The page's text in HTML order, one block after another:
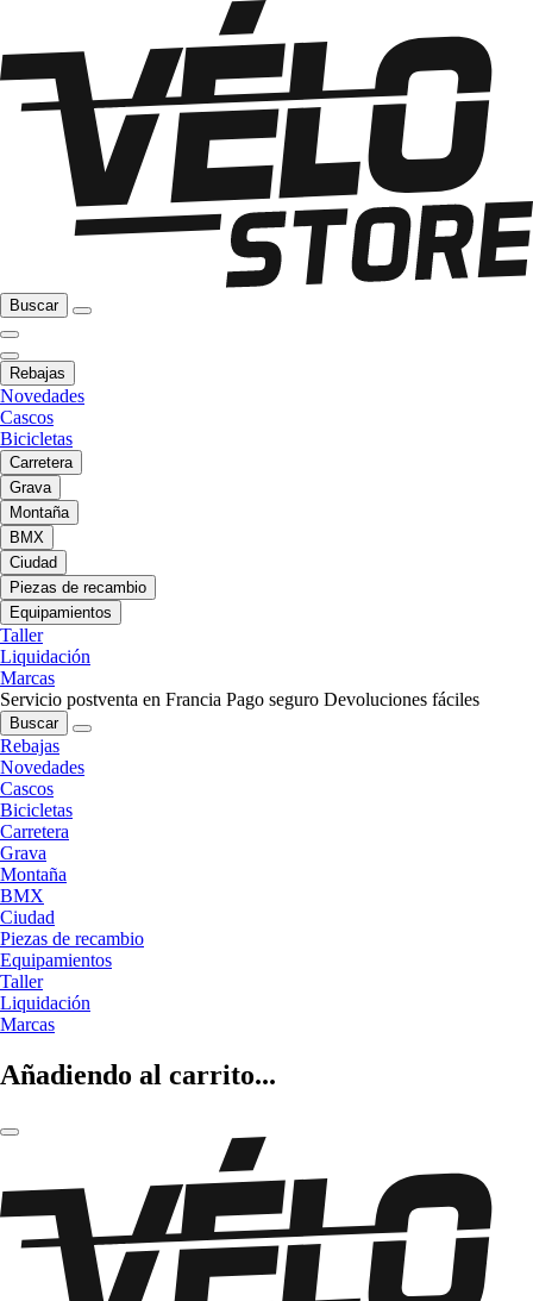
Buscar
Rebajas
Novedades
Cascos
Bicicletas
Carretera
Grava
Montaña
BMX
Ciudad
Piezas de recambio
Equipamientos
Taller
Liquidación
Marcas
Servicio postventa en Francia Pago seguro Devoluciones fáciles
Buscar
Rebajas
Novedades
Cascos
Bicicletas
Carretera
Grava
Montaña
BMX
Ciudad
Piezas de recambio
Equipamientos
Taller
Liquidación
Marcas
Añadiendo al carrito...